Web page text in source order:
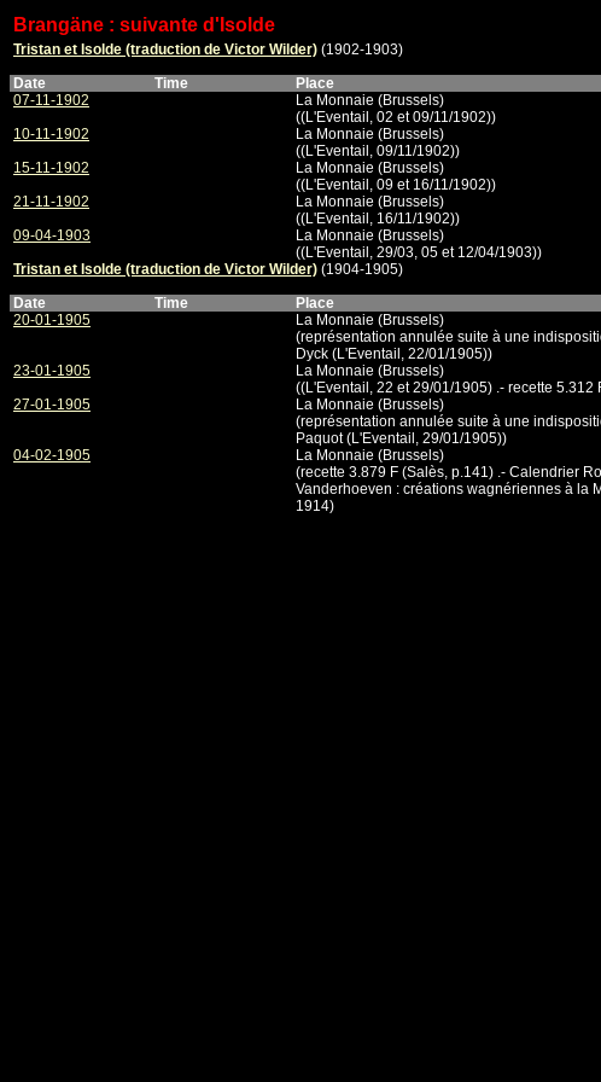
Brangäne : suivante d'Isolde
Tristan et Isolde (traduction de Victor Wilder) (1902-1903)
Date
Time
Place
07-11-1902
La Monnaie (Brussels)
((L'Eventail, 02 et 09/11/1902))
10-11-1902
La Monnaie (Brussels)
((L'Eventail, 09/11/1902))
15-11-1902
La Monnaie (Brussels)
((L'Eventail, 09 et 16/11/1902))
21-11-1902
La Monnaie (Brussels)
((L'Eventail, 16/11/1902))
09-04-1903
La Monnaie (Brussels)
((L'Eventail, 29/03, 05 et 12/04/1903))
Tristan et Isolde (traduction de Victor Wilder) (1904-1905)
Date
Time
Place
20-01-1905
La Monnaie (Brussels)
(représentation annulée suite à une
Dyck (L'Eventail, 22/01/1905))
23-01-1905
La Monnaie (Brussels)
((L'Eventail, 22 et 29/01/1905) .- recette 5.312
27-01-1905
La Monnaie (Brussels)
(représentation annulée suite à une
Paquot (L'Eventail, 29/01/1905))
04-02-1905
La Monnaie (Brussels)
(recette 3.879 F (Salès, p.141) .- Calendrier
Vanderhoeven : créations wagnériennes à la
1914)